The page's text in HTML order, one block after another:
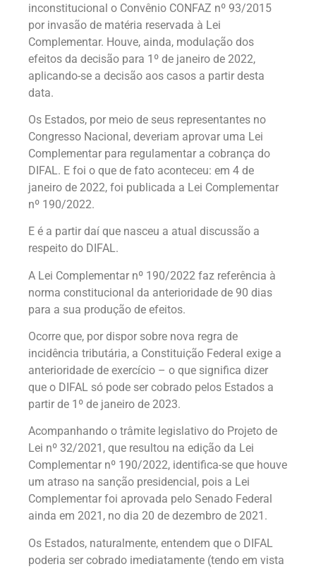
inconstitucional o Convênio CONFAZ nº 93/2015
por invasão de matéria reservada à Lei
Complementar. Houve, ainda, modulação dos
efeitos da decisão para 1º de janeiro de 2022,
aplicando-se a decisão aos casos a partir desta
data.
Os Estados, por meio de seus representantes no
Congresso Nacional, deveriam aprovar uma Lei
Complementar para regulamentar a cobrança do
DIFAL. E foi o que de fato aconteceu: em 4 de
janeiro de 2022, foi publicada a Lei Complementar
nº 190/2022.
E é a partir daí que nasceu a atual discussão a
respeito do DIFAL.
A Lei Complementar nº 190/2022 faz referência à
norma constitucional da anterioridade de 90 dias
para a sua produção de efeitos.
Ocorre que, por dispor sobre nova regra de
incidência tributária, a Constituição Federal exige a
anterioridade de exercício – o que significa dizer
que o DIFAL só pode ser cobrado pelos Estados a
partir de 1º de janeiro de 2023.
Acompanhando o trâmite legislativo do Projeto de
Lei nº 32/2021, que resultou na edição da Lei
Complementar nº 190/2022, identifica-se que houve
um atraso na sanção presidencial, pois a Lei
Complementar foi aprovada pelo Senado Federal
ainda em 2021, no dia 20 de dezembro de 2021.
Os Estados, naturalmente, entendem que o DIFAL
poderia ser cobrado imediatamente (tendo em vista